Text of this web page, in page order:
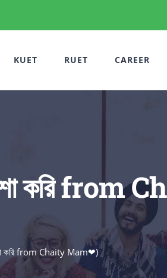
KUET RUET CAREER
আশা করি
আশা করি from Chaity Mam❤)